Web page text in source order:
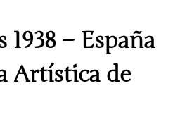
1938 – España
Artística de